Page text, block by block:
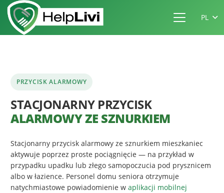
PL
PRZYCISK ALARMOWY
STACJONARNY PRZYCISK
ALARMOWY ZE SZNURKIEM
Stacjonarny przycisk alarmowy ze sznurkiem mieszkaniec
aktywuje poprzez proste pociągnięcie — na przykład w
przypadku upadku lub złego samopoczucia pod prysznicem
albo w łazience. Personel domu seniora otrzymuje
natychmiastowe powiadomienie w aplikacji mobilnej